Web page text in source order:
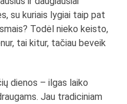
su kuriais lygiai taip pat
Todėl nieko keisto,
tai kitur, tačiau beveik
dienos – ilgas laiko
Jau tradiciniam